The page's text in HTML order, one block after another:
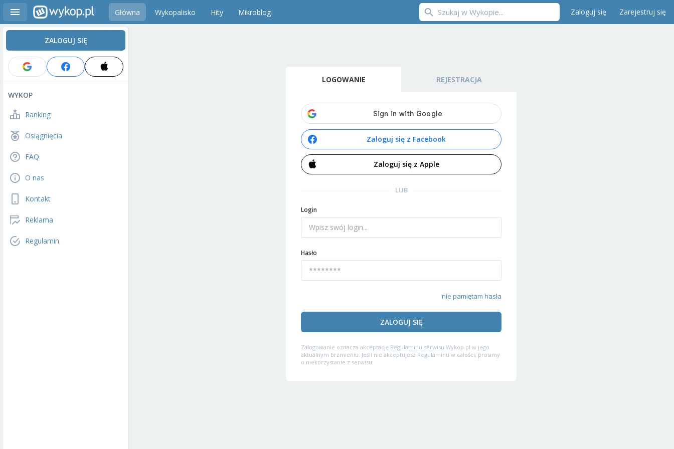
Główna Wykopalisko Hity Mikroblog Zaloguj się Zarejestruj się
ZALOGUJ SIĘ
WYKOP
Ranking
Osiągnięcia
FAQ
O nas
Kontakt
Reklama
Regulamin
LOGOWANIE REJESTRACJA
Zaloguj się z Facebook
Zaloguj się z Apple
LUB
Login
Hasło
nie pamiętam hasła
ZALOGUJ SIĘ
Zalogowanie oznacza akceptację Regulaminu serwisu Wykop.pl w jego
aktualnym brzmieniu. Jeśli nie akceptujesz Regulaminu w całości, prosimy
o niekorzystanie z serwisu.